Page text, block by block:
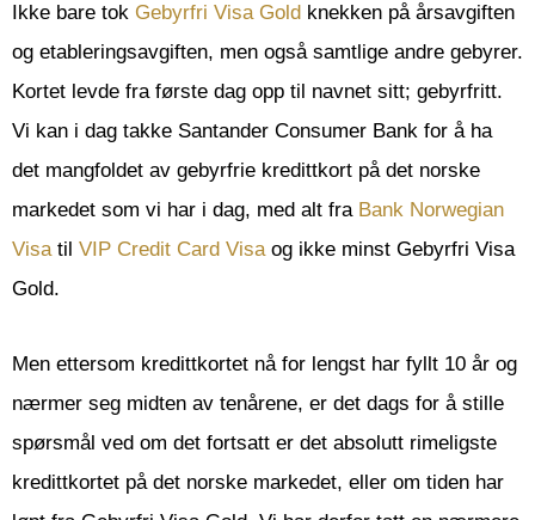
Ikke bare tok Gebyrfri Visa Gold knekken på årsavgiften
og etableringsavgiften, men også samtlige andre gebyrer.
Kortet levde fra første dag opp til navnet sitt; gebyrfritt.
Vi kan i dag takke Santander Consumer Bank for å ha
det mangfoldet av gebyrfrie kredittkort på det norske
markedet som vi har i dag, med alt fra Bank Norwegian
Visatil VIP Credit Card Visaog ikke minst Gebyrfri Visa
Gold.
Men ettersom kredittkortet nå for lengst har fyllt 10 år og
nærmer seg midten av tenårene, er det dags for å stille
spørsmål ved om det fortsatt er det absolutt rimeligste
kredittkortet på det norske markedet, eller om tiden har